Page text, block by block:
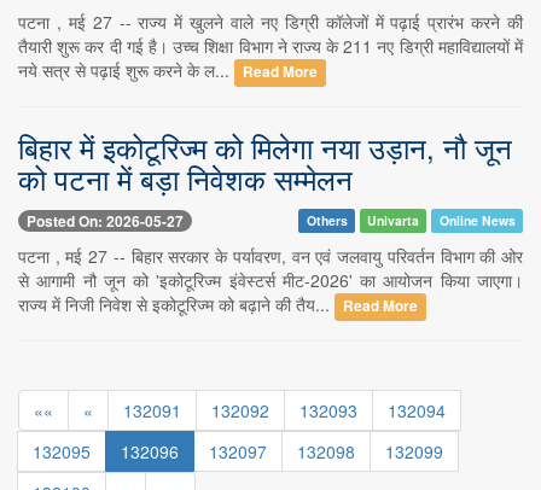
पटना , मई 27 -- राज्य में खुलने वाले नए डिग्री कॉलेजों में पढ़ाई प्रारंभ करने की
तैयारी शुरू कर दी गई है। उच्च शिक्षा विभाग ने राज्य के 211 नए डिग्री महाविद्यालयों में
नये सत्र से पढ़ाई शुरू करने के ल...
Read More
बिहार में इकोटूरिज्म को मिलेगा नया उड़ान, नौ जून
को पटना में बड़ा निवेशक सम्मेलन
Posted On: 2026-05-27 Others Univarta Online News
पटना , मई 27 -- बिहार सरकार के पर्यावरण, वन एवं जलवायु परिवर्तन विभाग की ओर
से आगामी नौ जून को 'इकोटूरिज्म इंवेस्टर्स मीट-2026' का आयोजन किया जाएगा।
राज्य में निजी निवेश से इकोटूरिज्म को बढ़ाने की तैय...
Read More
«« « 132091 132092 132093
132094
132095
132096 132097 132098
132099